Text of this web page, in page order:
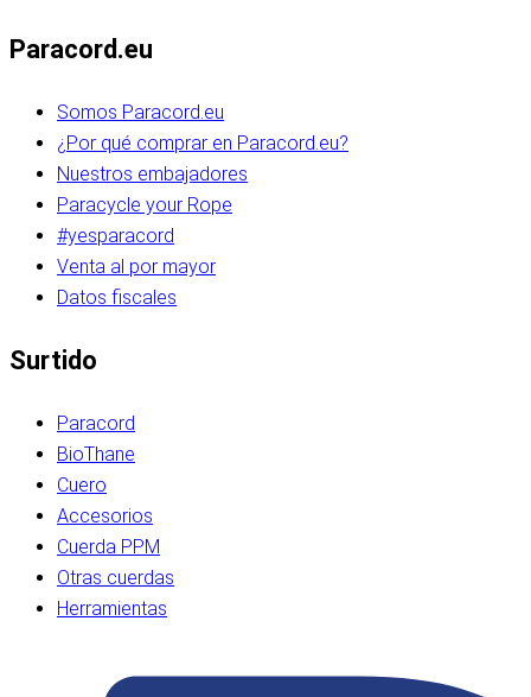
Paracord.eu
Somos Paracord.eu
¿Por qué comprar en Paracord.eu?
Nuestros embajadores
Paracycle your Rope
#yesparacord
Venta al por mayor
Datos fiscales
Surtido
Paracord
BioThane
Cuero
Accesorios
Cuerda PPM
Otras cuerdas
Herramientas